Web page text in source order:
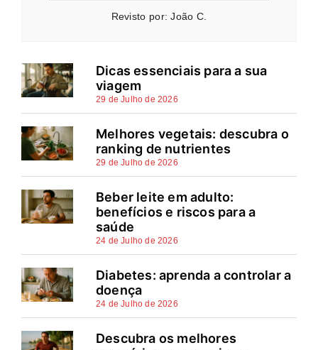
Revisto por: João C.
Dicas essenciais para a sua
viagem
29 de Julho de 2026
Melhores vegetais: descubra o
ranking de nutrientes
29 de Julho de 2026
Beber leite em adulto:
benefícios e riscos para a
saúde
24 de Julho de 2026
Diabetes: aprenda a controlar a
doença
24 de Julho de 2026
Descubra os melhores